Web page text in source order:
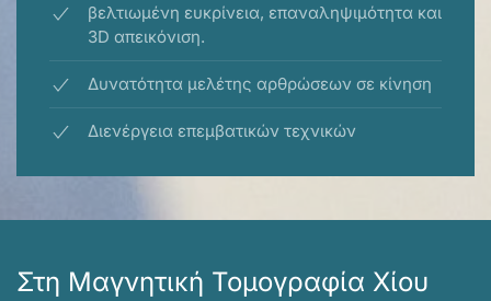
βελτιωμένη ευκρίνεια, επαναληψιμότητα και
3D απεικόνιση.
Δυνατότητα μελέτης αρθρώσεων σε κίνηση
Διενέργεια επεμβατικών τεχνικών
Στη Μαγνητική Τομογραφία Χίου